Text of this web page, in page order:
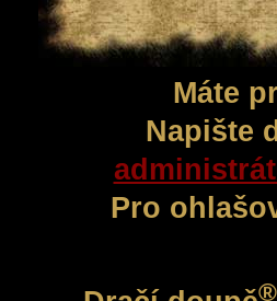
Máte
Napište
Pro
®